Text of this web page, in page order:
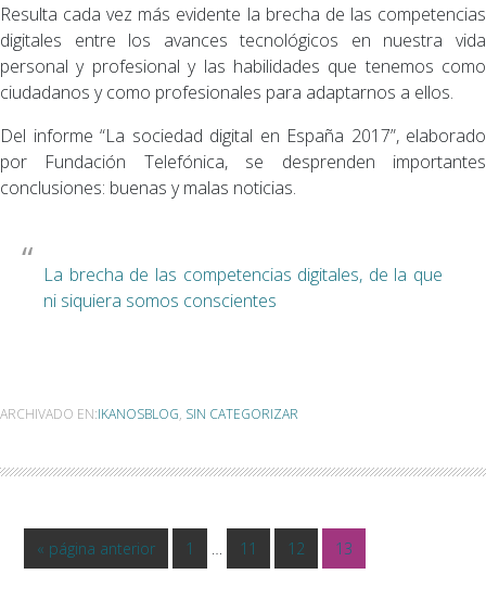
Resulta cada vez más evidente la brecha de las competencias
digitales entre los avances tecnológicos en nuestra vida
personal y profesional y las habilidades que tenemos como
ciudadanos y como profesionales para adaptarnos a ellos.
Del informe “La sociedad digital en España 2017”, elaborado
por Fundación Telefónica, se desprenden importantes
conclusiones: buenas y malas noticias.
La brecha de las competencias digitales, de la que
ni siquiera somos conscientes
ARCHIVADO EN:IKANOSBLOG, SIN CATEGORIZAR
« Ir
a
página anterior
Ir
a
1
Páginas
intermedias
…
Ir
a
11
Ir
a
12
Ir
a
13